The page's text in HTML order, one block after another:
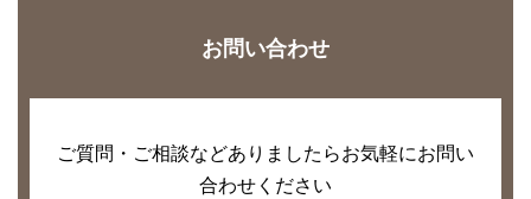
お問い合わせ
ご質問・ご相談などありましたらお気軽にお問い
合わせください